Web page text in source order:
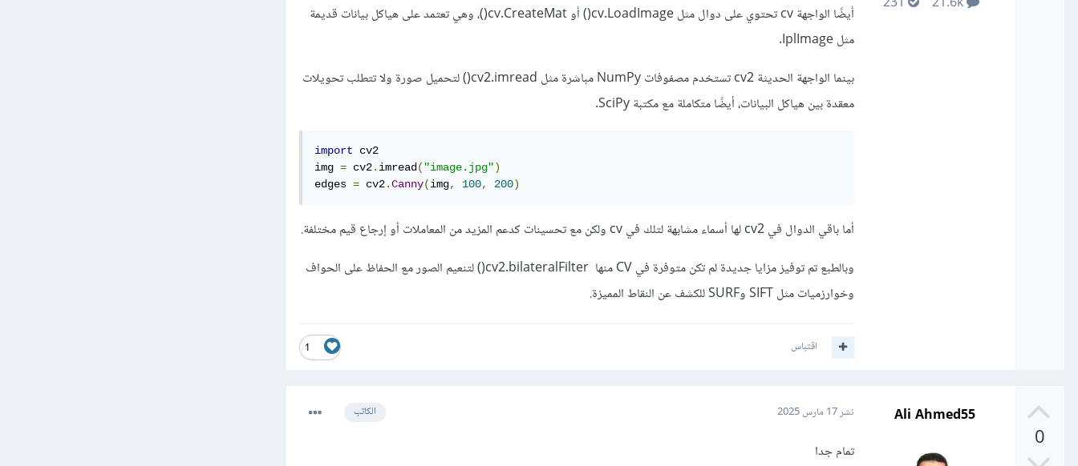
أيضًا الواجهة cv تحتوي على دوال مثل cv.LoadImage() أو cv.CreateMat()، وهي تعتمد على هياكل بيانات قديمة
مثل IplImage.
بينما الواجهة الحديثة cv2 تستخدم مصفوفات NumPy مباشرة مثل cv2.imread() لتحميل صورة ولا تتطلب تحويلات
معقدة بين هياكل البيانات، أيضًا متكاملة مع مكتبة SciPy.
import cv2
img = cv2. imread( "image.jpg")
edges = cv2.Canny(img, 100, 200)
أما باقي الدوال في cv2 لها أسماء مشابهة لتلك في cv ولكن مع تحسينات كدعم المزيد من المعاملات أو إرجاع قيم مختلفة.
وبالطبع تم توفيز مزايا جديدة لم تكن متوفرة في CV منها cv2.bilateralFilter() لتنعيم الصور مع الحفاظ على الحواف
وخوارزميات مثل SIFT وSURF للكشف عن النقاط المميزة.
1 اقتباس
0
Ali Ahmed55 الكاتب نشر17 مارس 2025
تمام جدا